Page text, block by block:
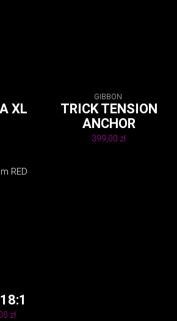
XL
GIBBON
TRICK TENSION
ANCHOR
399,00 zł
złZakres